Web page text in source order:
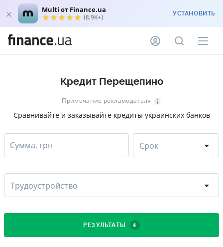
Multi от Finance.ua
(8,9K+) УСТАНОВИТЬ
Кредит Перещепино
Примечание рекламодателя
Сравнивайте и заказывайте кредиты украинских банков
Сумма, грн Срок
Трудоустройство
РЕЗУЛЬТАТЫ 4